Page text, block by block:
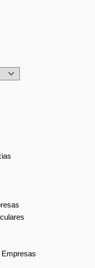
Empresas